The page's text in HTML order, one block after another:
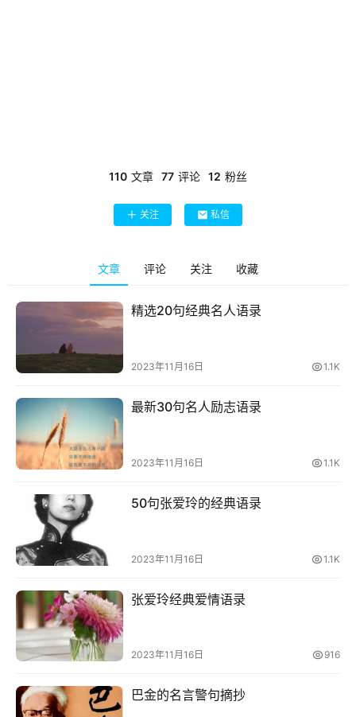
页
110 文章 77 评论 12 粉丝
关注 私信
文章 评论 关注 收藏
精选20句经典名人语录
2023年11月16日 1.1K
最新30句名人励志语录
2023年11月16日 1.1K
50句张爱玲的经典语录
2023年11月16日 1.1K
张爱玲经典爱情语录
2023年11月16日 916
巴金的名言警句摘抄